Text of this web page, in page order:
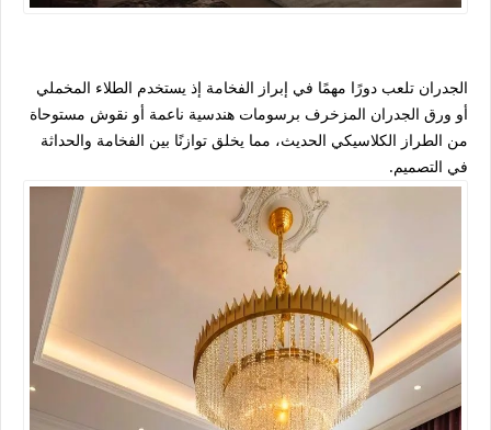
الجدران تلعب دورًا مهمًا في إبراز الفخامة إذ يستخدم الطلاء المخملي
أو ورق الجدران المزخرف برسومات هندسية ناعمة أو نقوش مستوحاة
من الطراز الكلاسيكي الحديث، مما يخلق توازنًا بين الفخامة والحداثة
في التصميم.